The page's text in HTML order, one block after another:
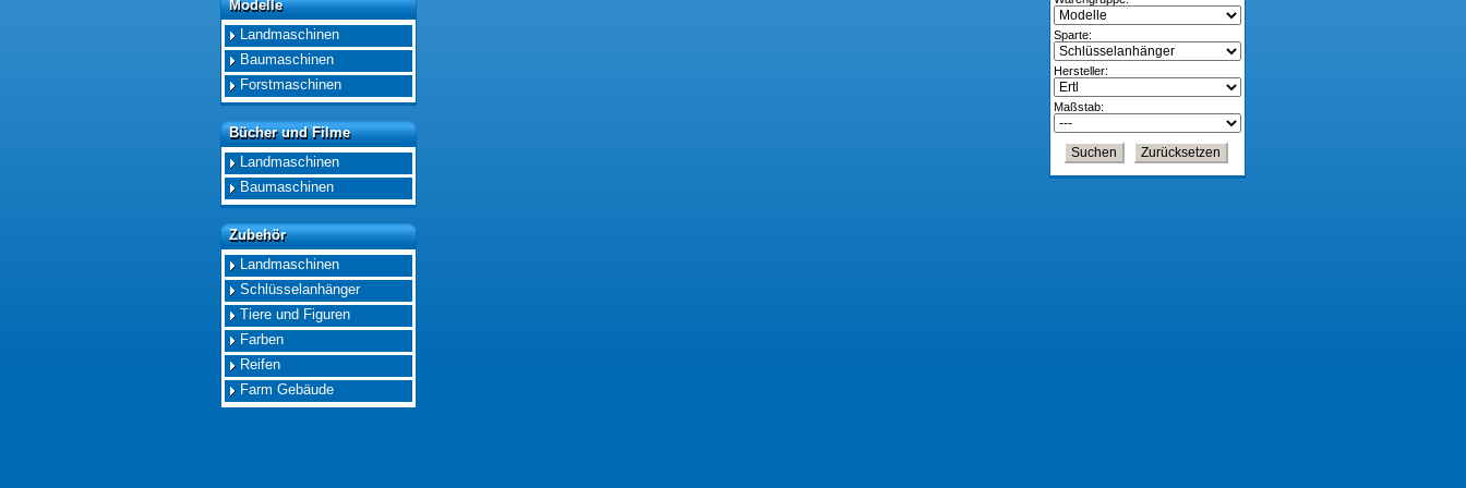
Modelle
Modelle
Landmaschinen
Baumaschinen
Forstmaschinen
Bücher und Filme
Bücher und Filme
Landmaschinen
Baumaschinen
Zubehör
Zubehör
Landmaschinen
Schlüsselanhänger
Tiere und Figuren
Farben
Reifen
Farm Gebäude
Sparte:
Hersteller:
Maßstab: